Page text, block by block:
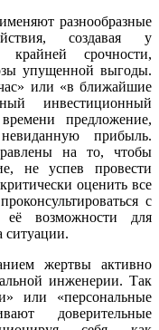
разнообразные
создавая у
срочности,
упущенной выгоды.
или «в ближайшие
инвестиционный
предложение,
прибыль.
на то, чтобы
не успев провести
оценить все
с
её возможности для
ситуации.
жертвы активно
инженерии. Так
или «персональные
доверительные